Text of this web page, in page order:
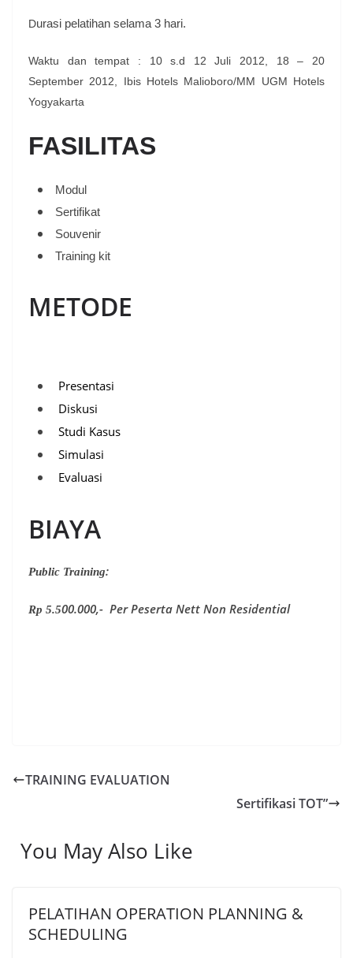
Durasi pelatihan selama 3 hari.
Waktu dan tempat : 10 s.d 12 Juli 2012, 18 – 20
September 2012, Ibis Hotels Malioboro/MM UGM Hotels
Yogyakarta
FASILITAS
Modul
Sertifikat
Souvenir
Training kit
METODE
Presentasi
Diskusi
Studi Kasus
Simulasi
Evaluasi
BIAYA
Public Training:
Rp 5.500.000,- Per Peserta Nett Non Residential
TRAINING EVALUATION
Sertifikasi TOT”
You May Also Like
PELATIHAN OPERATION PLANNING &
SCHEDULING